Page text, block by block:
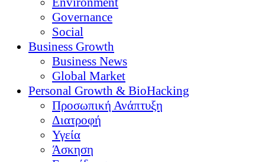
Governance
Social
Business Growth
Business News
Global Market
Personal Growth & BioHacking
Προσωπική Ανάπτυξη
Διατροφή
Υγεία
Άσκηση